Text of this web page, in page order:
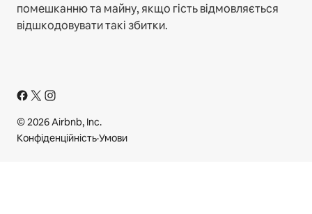
помешканню та майну, якщо гість відмовляється
відшкодовувати такі збитки.
© 2026 Airbnb, Inc.
Конфіденційність·Умови